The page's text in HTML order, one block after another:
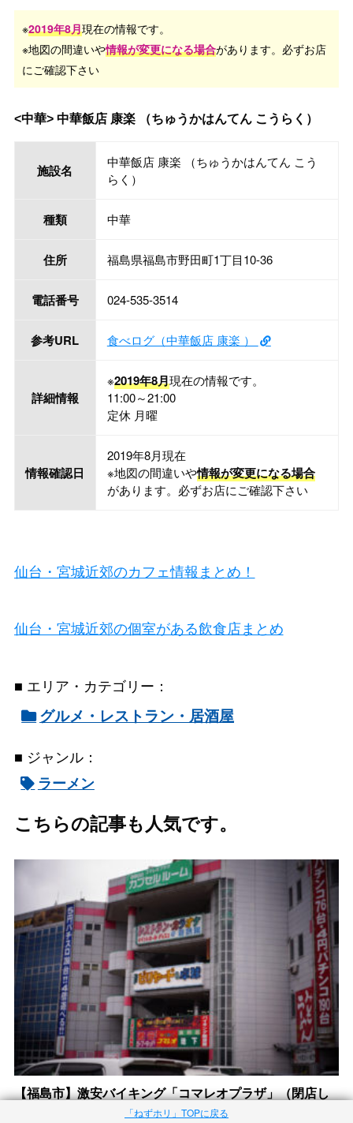
※2019年8月現在の情報です。
※地図の間違いや情報が変更になる場合があります。必ずお店
にご確認下さい
<中華> 中華飯店 康楽 （ちゅうかはんてん こうらく）
施設名
中華飯店 康楽 （ちゅうかはんてん こう
らく）
種類 中華
住所 福島県福島市野田町1丁目10-36
電話番号 024-535-3514
参考URL 食べログ（中華飯店 康楽 ）
詳細情報
※2019年8月現在の情報です。
11:00～21:00
定休 月曜
情報確認日
2019年8月現在
※地図の間違いや情報が変更になる場合
があります。必ずお店にご確認下さい
仙台・宮城近郊のカフェ情報まとめ！
仙台・宮城近郊の個室がある飲食店まとめ
■ エリア・カテゴリー：
グルメ・レストラン・居酒屋
■ ジャンル：
ラーメン
こちらの記事も人気です。
【福島市】激安バイキング「コマレオプラザ」（閉店し
「ねずホリ」TOPに戻る